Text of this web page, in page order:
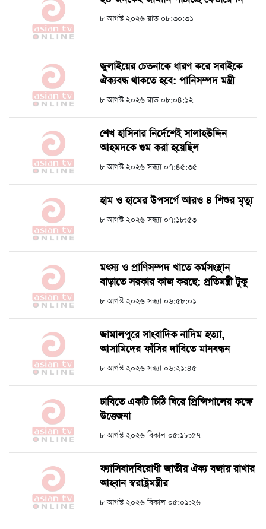
৮ আগস্ট ২০২৬ রাত ০৮:৩০:৩১
জুলাইয়ের চেতনাকে ধারণ করে সবাইকে
ঐক্যবদ্ধ থাকতে হবে: পানিসম্পদ মন্ত্রী
৮ আগস্ট ২০২৬ রাত ০৮:০৪:১২
শেখ হাসিনার নির্দেশেই সালাহউদ্দিন
আহমদকে গুম করা হয়েছিল
৮ আগস্ট ২০২৬ সন্ধ্যা ০৭:৪৫:৩৫
হাম ও হামের উপসর্গে আরও ৪ শিশুর মৃত্যু
৮ আগস্ট ২০২৬ সন্ধ্যা ০৭:১৮:৫৩
মৎস্য ও প্রাণিসম্পদ খাতে কর্মসংস্থান
বাড়াতে সরকার কাজ করছে: প্রতিমন্ত্রী টুকু
৮ আগস্ট ২০২৬ সন্ধ্যা ০৬:৫৮:০১
জামালপুরে সাংবাদিক নাদিম হত্যা,
আসামিদের ফাঁসির দাবিতে মানবন্ধন
৮ আগস্ট ২০২৬ সন্ধ্যা ০৬:২১:৪৫
ঢাবিতে একটি চিঠি ঘিরে প্রিন্সিপালের কক্ষে
উত্তেজনা
৮ আগস্ট ২০২৬ বিকাল ০৫:১৮:৫৭
ফ্যাসিবাদবিরোধী জাতীয় ঐক্য বজায় রাখার
আহ্বান স্বরাষ্ট্রমন্ত্রীর
৮ আগস্ট ২০২৬ বিকাল ০৫:০১:২৬